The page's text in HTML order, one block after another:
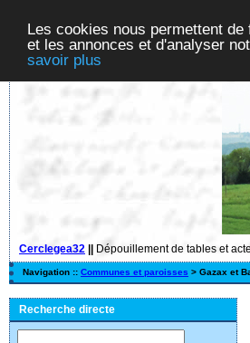
Les cookies nous permettent
et les annonces et d'analyser
savoir plus
Cerclegea32 Dépouillement de tables et
Navigation :: Communes et paroisses > Gazax et
Recherche directe